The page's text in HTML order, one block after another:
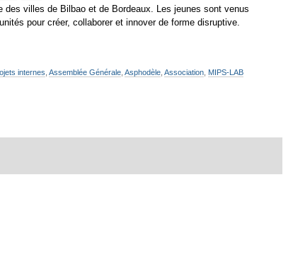
villes de Bilbao et de Bordeaux. Les jeunes sont venus
pour créer, collaborer et innover de forme disruptive.
internes Assemblée Générale, Asphodèle, Association, MIPS-LAB